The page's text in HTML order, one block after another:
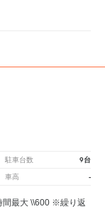
駐車台数 9台
車高 -
間最大 \\600 ※繰り返